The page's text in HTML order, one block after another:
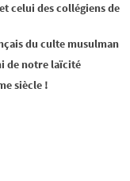
celui des collégiens de
du culte musulman
de notre laïcité
siècle !